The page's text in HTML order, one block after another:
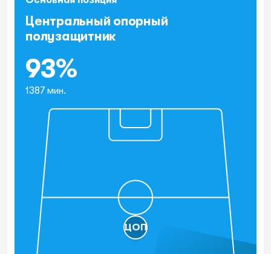
Центральный опорный
полузащитник
93%
1387 мин.
ЦОП